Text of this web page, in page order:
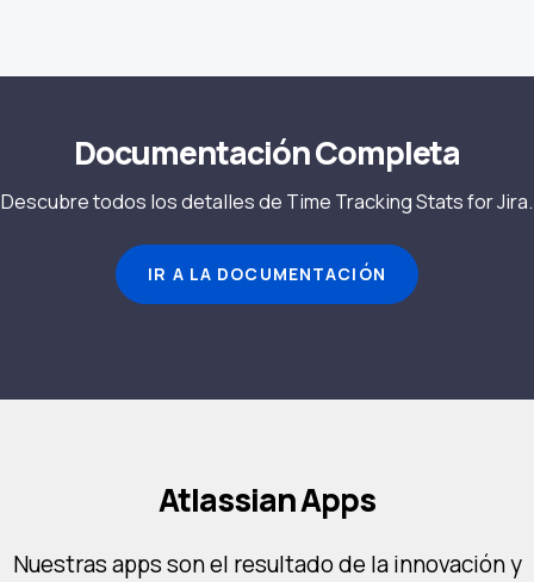
Documentación Completa
Descubre todos los detalles de Time Tracking Stats for Jira.
IR A LA DOCUMENTACIÓN
Atlassian Apps
Nuestras apps son el resultado de la innovación y